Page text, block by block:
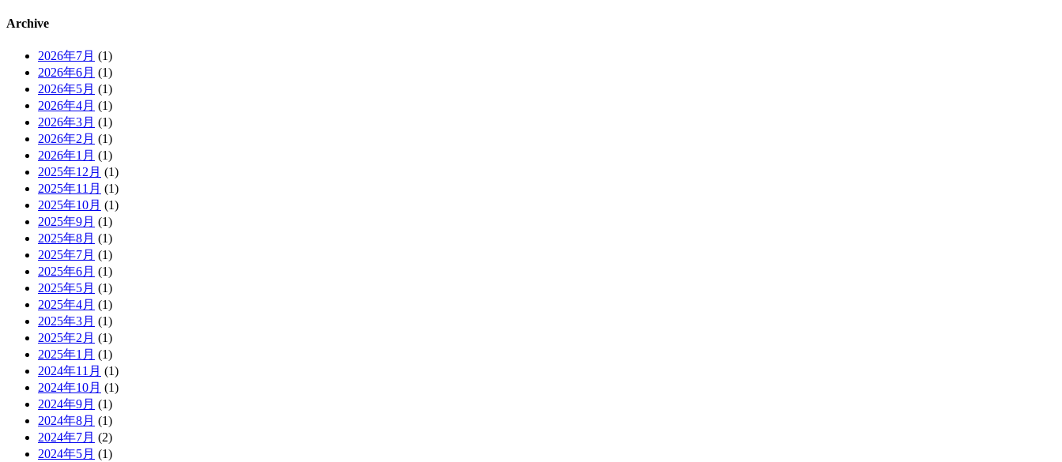
Archive
2026年7月 (1)
2026年6月 (1)
2026年5月 (1)
2026年4月 (1)
2026年3月 (1)
2026年2月 (1)
2026年1月 (1)
2025年12月 (1)
2025年11月 (1)
2025年10月 (1)
2025年9月 (1)
2025年8月 (1)
2025年7月 (1)
2025年6月 (1)
2025年5月 (1)
2025年4月 (1)
2025年3月 (1)
2025年2月 (1)
2025年1月 (1)
2024年11月 (1)
2024年10月 (1)
2024年9月 (1)
2024年8月 (1)
2024年7月 (2)
2024年5月 (1)